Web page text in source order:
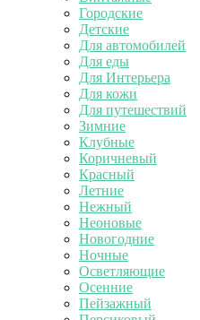
Городские
Детские
Для автомобилей
Для еды
Для Интерьера
Для кожи
Для путешествий
Зимние
Клубные
Коричневый
Красный
Летние
Нежный
Неоновые
Новогодние
Ночные
Осветляющие
Осенние
Пейзажный